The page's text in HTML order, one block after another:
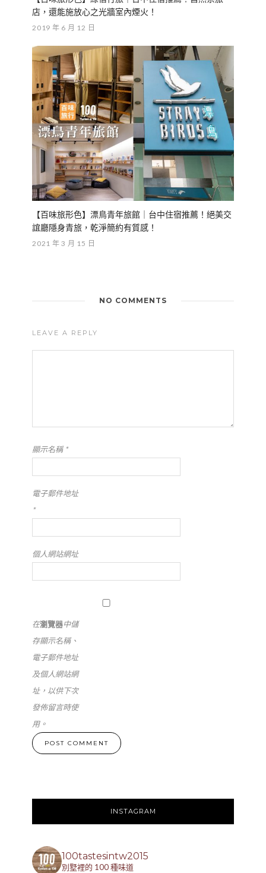
店，還能施放心之光牆室內煙火！
2019 年 6 月 12 日
【百味旅形色】漂鳥青年旅館｜台中住宿推薦！絕美交
誼廳隱身青旅，乾淨簡約有質感！
2021 年 3 月 15 日
NO COMMENTS
LEAVE A REPLY
顯示名稱*
電子郵件地址
*
個人網站網址
在瀏覽器中儲
存顯示名稱、
電子郵件地址
及個人網站網
址，以供下次
發佈留言時使
用。
INSTAGRAM
100tastesintw2015
別墅裡的 100 種味道